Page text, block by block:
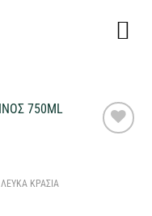
ΛΕΥΚΑ ΚΡΑΣΙΑ